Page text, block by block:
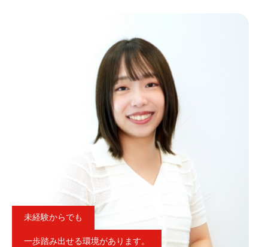
未経験からでも
一歩踏み出せる環境があります。